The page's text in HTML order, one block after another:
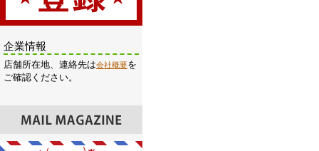
企業情報
店舗所在地、連絡先は会社概要を
ご確認ください。